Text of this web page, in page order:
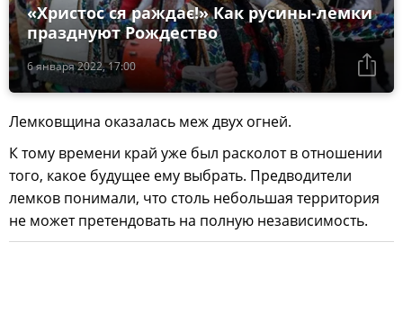
6 января 2022, 17:00
«Христос ся раждає!» Как русины-лемки
празднуют Рождество
Лемковщина оказалась меж двух огней.
К тому времени край уже был расколот в отношении
того, какое будущее ему выбрать. Предводители
лемков понимали, что столь небольшая территория
не может претендовать на полную независимость.